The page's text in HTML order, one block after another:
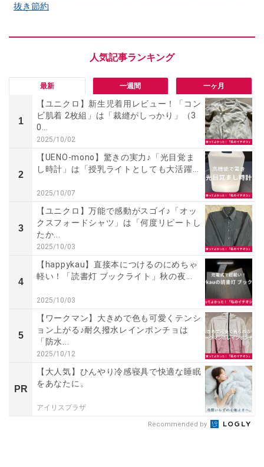
抜き節約
最新 一週間 一ヶ月
1
【ユニクロ】新生児着用レビュー！「コン
ビ肌着 2枚組」は「裁縫がしっかり」（3
0...
2025/10/02
2
【UENO-mono】驚きの実力♪「光目覚ま
し時計」は「授乳ライトとしても大活躍...
2025/10/07
3
【ユニクロ】万能で感動がスゴイ♪「オッ
クスフォードシャツ」は「何度リピートし
たか...
2025/10/03
4
【happykau】直接本につけるのにめちゃ
軽い！「読書灯 ブックライト」秋の夜...
2025/10/03
5
【ワークマン】大きめで色も可愛くテンシ
ョン上がる♪耐久撥水レインポンチョは
「防水...
2025/10/12
PR
【大人気】ひんやり冷感寝具で快適な睡眠
をあなたに。
アイリスプラザ
Recommended by